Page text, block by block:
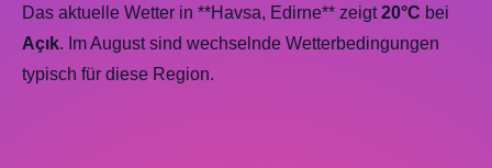
Das aktuelle Wetter in **Havsa, Edirne** zeigt20°C bei
Açık. Im August sind wechselnde Wetterbedingungen
typisch für diese Region.